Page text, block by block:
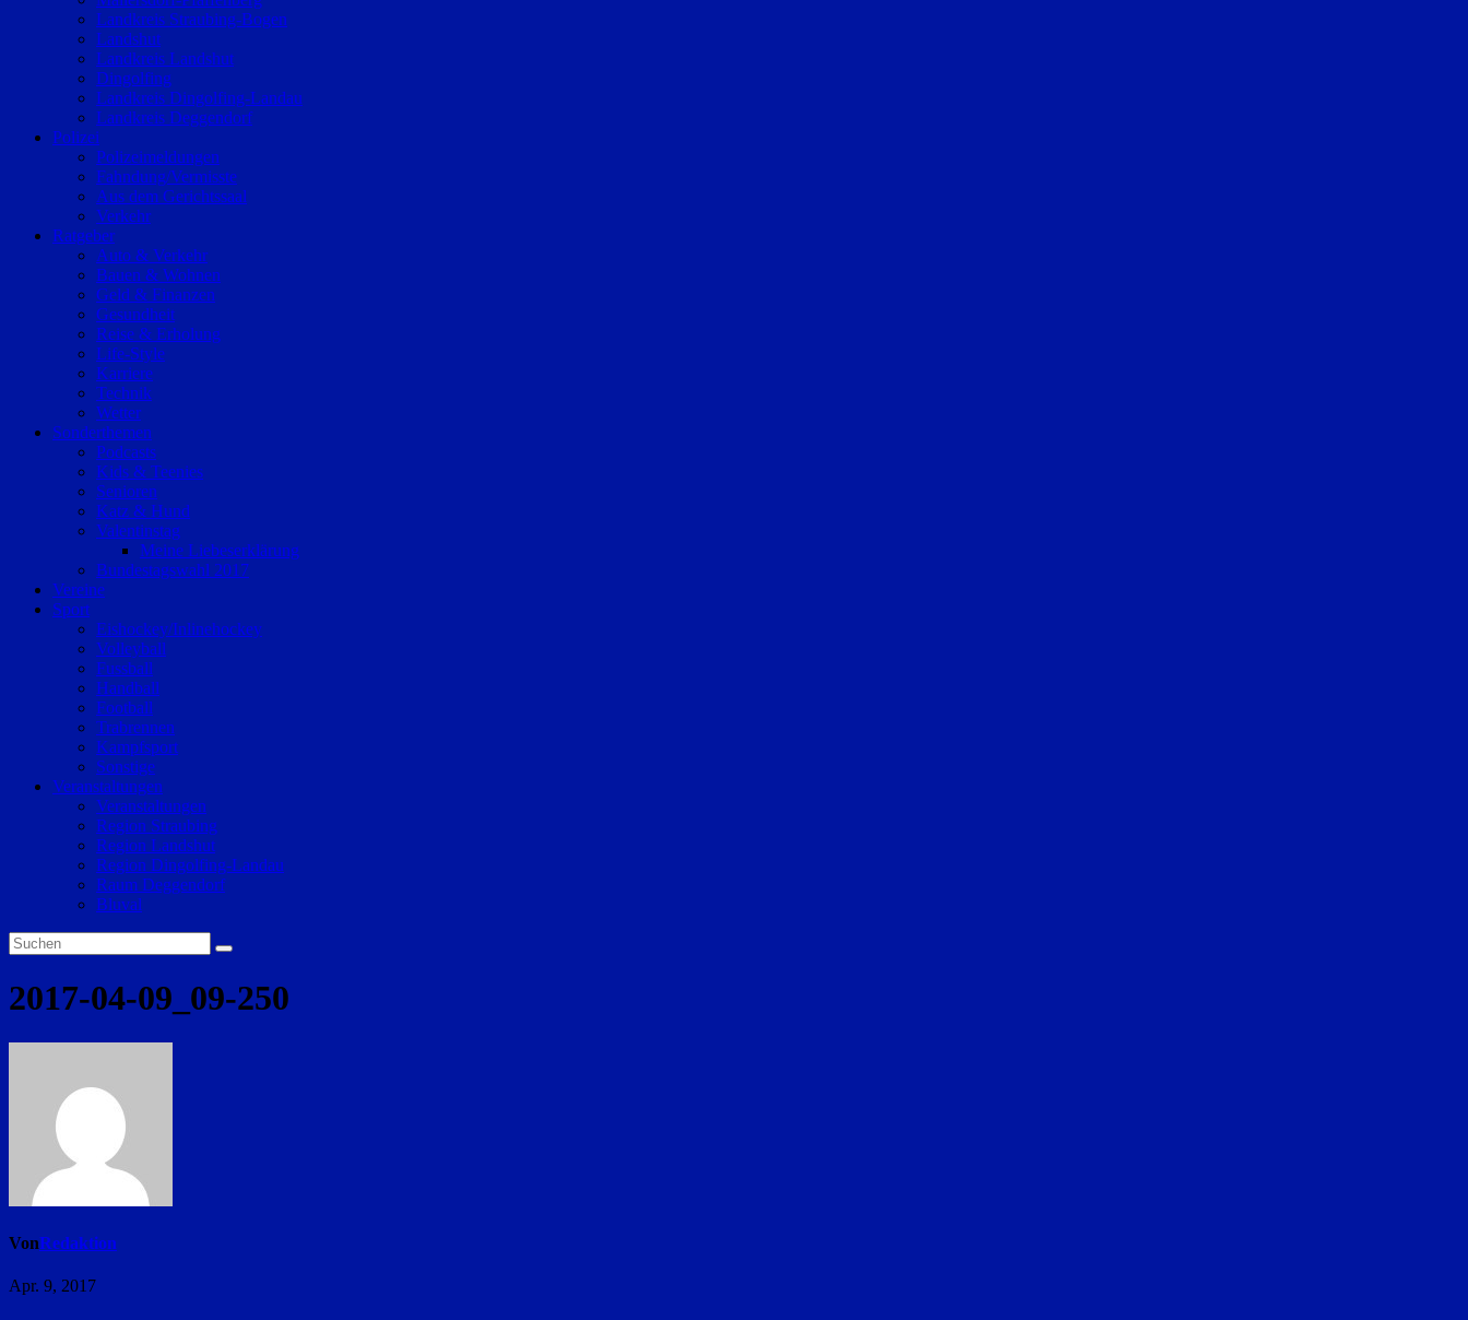
Landkreis Straubing-Bogen
Landshut
Landkreis Landshut
Dingolfing
Landkreis Dingolfing-Landau
Landkreis Deggendorf
Polizei
Polizeimeldungen
Fahndung/Vermisste
Aus dem Gerichtssaal
Verkehr
Ratgeber
Auto & Verkehr
Bauen & Wohnen
Geld & Finanzen
Gesundheit
Reise & Erholung
Life-Style
Karriere
Technik
Wetter
Sonderthemen
Podcasts
Kids & Teenies
Senioren
Katz & Hund
Valentinstag
Meine Liebeserklärung
Bundestagswahl 2017
Vereine
Sport
Eishockey/Inlinehockey
Volleyball
Fussball
Handball
Football
Trabrennen
Kampfsport
Sonstige
Veranstaltungen
Veranstaltungen
Region Straubing
Region Landshut
Region Dingolfing-Landau
Raum Deggendorf
Bluval
2017-04-09_09-250
VonRedaktion
Apr. 9, 2017